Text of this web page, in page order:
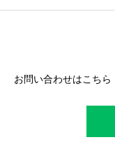
お問い合わせはこちら